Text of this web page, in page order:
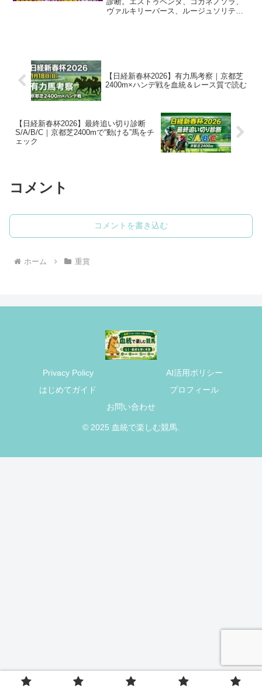
ヴァルキリーバース、ルージュソリテー
【日経新春杯2026】有力馬考察｜京都芝
2400m×ハンデ戦を血統＆レース質で読む
【日経新春杯2026】最終追い切り診断
S/A/B/C｜京都芝2400mで“動ける”馬をチ
ェック
コメント
コメントを書き込む
ホーム 重賞
Privacy Policy
AI活用ポリシー
はじめてガイド
プロフィール
お問い合わせ
© 2025 血統で楽しむ競馬.